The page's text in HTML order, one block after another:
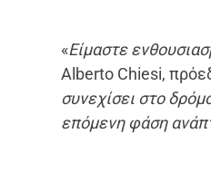
«Είμαστε
Alberto Chiesi,
συνεχίσει στο
επόμενη φάση